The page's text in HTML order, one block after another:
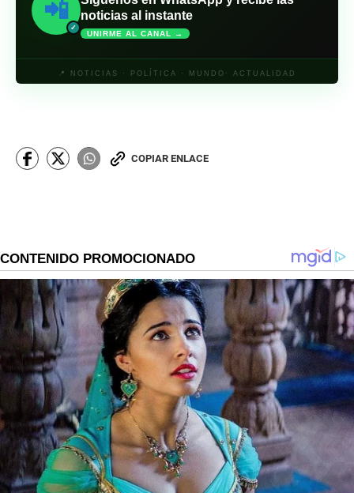
📲
✓
noticias al instante
UNIRME AL CANAL →
📍 NOTICIAS · POLÍTICA · MUNDO· ACTUALIDAD
COPIAR ENLACE